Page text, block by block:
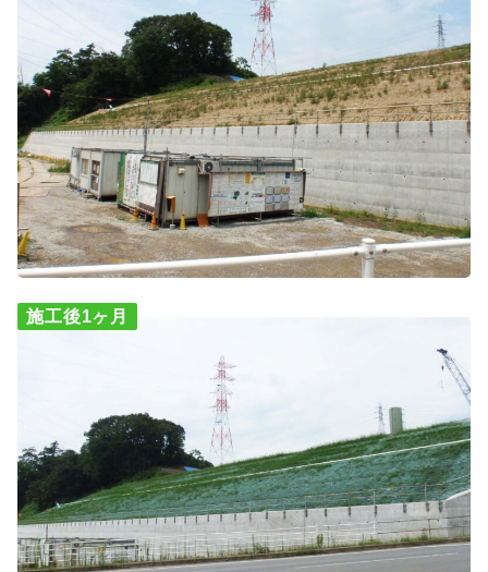
施工後1ヶ月